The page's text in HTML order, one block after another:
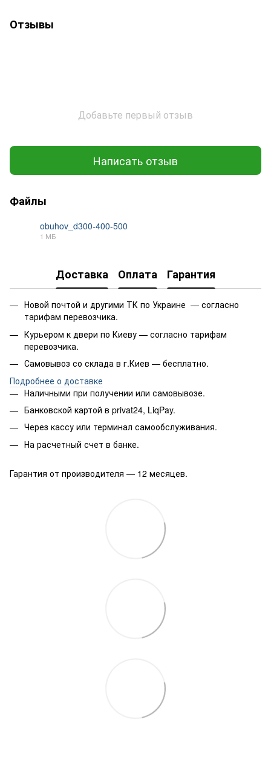
Отзывы
Добавьте первый отзыв
Написать отзыв
Файлы
obuhov_d300-400-500
1 МБ
Доставка Оплата Гарантия
Новой почтой и другими ТК по Украине — согласно
тарифам перевозчика.
Курьером к двери по Киеву — согласно тарифам
перевозчика.
Самовывоз со склада в г.Киев — бесплатно.
Подробнее о доставке
Наличными при получении или самовывозе.
Банковской картой в privat24, LiqPay.
Через кассу или терминал самообслуживания.
На расчетный счет в банке.
Гарантия от производителя — 12 месяцев.